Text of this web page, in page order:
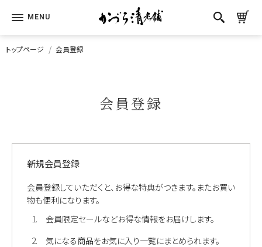
トップページ 会員登録
会員登録
新規会員登録
会員登録していただくと、お得な特典がつきます。またお買い
物も便利になります。
会員限定セールなどお得な情報をお届けします。
気になる商品をお気に入り一覧にまとめられます。